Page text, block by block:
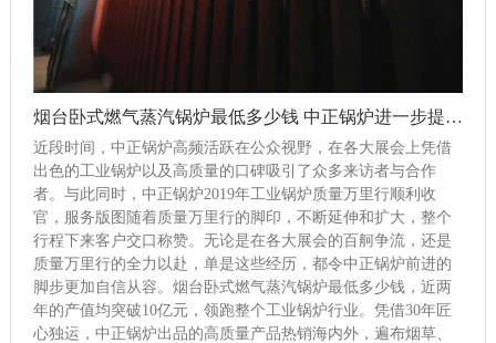
烟台卧式燃气蒸汽锅炉最低多少钱 中正锅炉进一步提升自主创新能力
近段时间，中正锅炉高频活跃在公众视野，在各大展会上凭借
出色的工业锅炉以及高质量的口碑吸引了众多来访者与合作
者。与此同时，中正锅炉2019年工业锅炉质量万里行顺利收
官，服务版图随着质量万里行的脚印，不断延伸和扩大，整个
行程下来客户交口称赞。无论是在各大展会的百舸争流，还是
质量万里行的全力以赴，单是这些经历，都令中正锅炉前进的
脚步更加自信从容。烟台卧式燃气蒸汽锅炉最低多少钱，近两
年的产值均突破10亿元，领跑整个工业锅炉行业。凭借30年匠
心独运，中正锅炉出品的高质量产品热销海内外，遍布烟草、